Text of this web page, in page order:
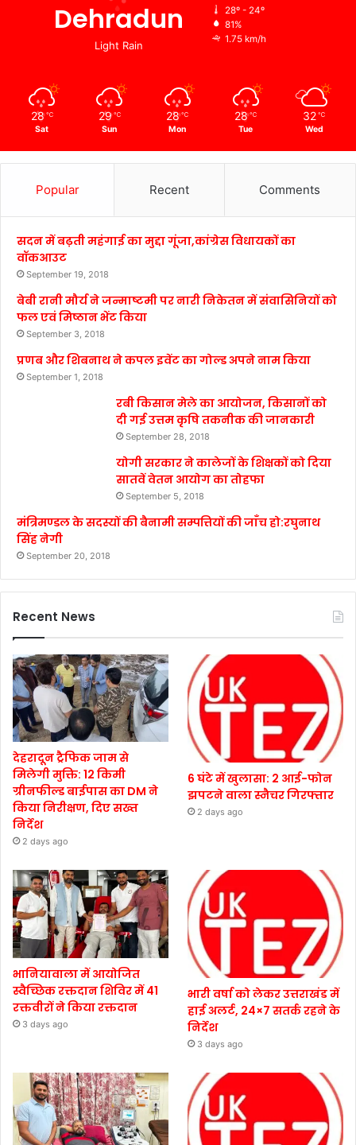
Dehradun
Light Rain
28º - 24º
81%
1.75 km/h
28 ℃
Sat
29 ℃
Sun
28 ℃
Mon
28 ℃
Tue
32 ℃
Wed
Popular Recent Comments
सदन में बढ़ती महंगाई का मुद्दा गूंजा,कांग्रेस विधायकों का
वॉकआउट
September 19, 2018
बेबी रानी मौर्य ने जन्माष्टमी पर नारी निकेतन में संवासिनियों को
फल एवं मिष्ठान भेंट किया
September 3, 2018
प्रणब और शिबनाथ ने कपल इवेंट का गोल्ड अपने नाम किया
September 1, 2018
रबी किसान मेले का आयोजन, किसानों को
दी गई उत्तम कृषि तकनीक की जानकारी
September 28, 2018
योगी सरकार ने कालेजों के शिक्षकों को दिया
सातवें वेतन आयोग का तोहफा
September 5, 2018
मंत्रिमण्डल के सदस्यों की बैनामी सम्पत्तियों की जाँच हो:रघुनाथ
सिंह नेगी
September 20, 2018
Recent News
देहरादून ट्रैफिक जाम से
मिलेगी मुक्ति: 12 किमी
ग्रीनफील्ड बाईपास का DM ने
किया निरीक्षण, दिए सख्त
निर्देश
2 days ago
6 घंटे में खुलासा: 2 आई-फोन
झपटने वाला स्नैचर गिरफ्तार
2 days ago
भानियावाला में आयोजित
स्वैच्छिक रक्तदान शिविर में 41
रक्तवीरों ने किया रक्तदान
3 days ago
भारी वर्षा को लेकर उत्तराखंड में
हाई अलर्ट, 24×7 सतर्क रहने के
निर्देश
3 days ago